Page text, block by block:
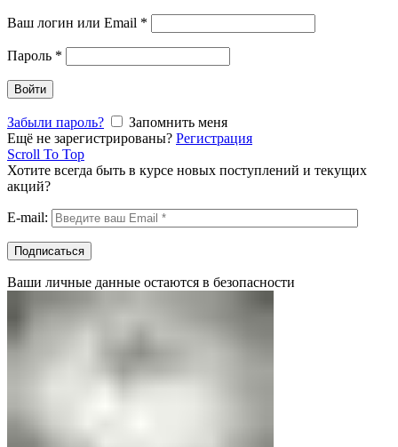
Ваш логин или Email *
Пароль *
Войти
Забыли пароль?
Запомнить меня
Ещё не зарегистрированы? Регистрация
Scroll To Top
Хотите всегда быть в курсе новых поступлений и текущих
акций?
E-mail:
Ваши личные данные остаются в безопасности